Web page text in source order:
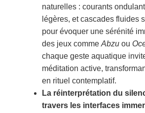
naturelles : courants
légères, et cascades fluides
pour évoquer une sérénité
des jeux comme Abzu ou
chaque geste aquatique
méditation active,
en rituel contemplatif.
La réinterprétation du
travers les interfaces